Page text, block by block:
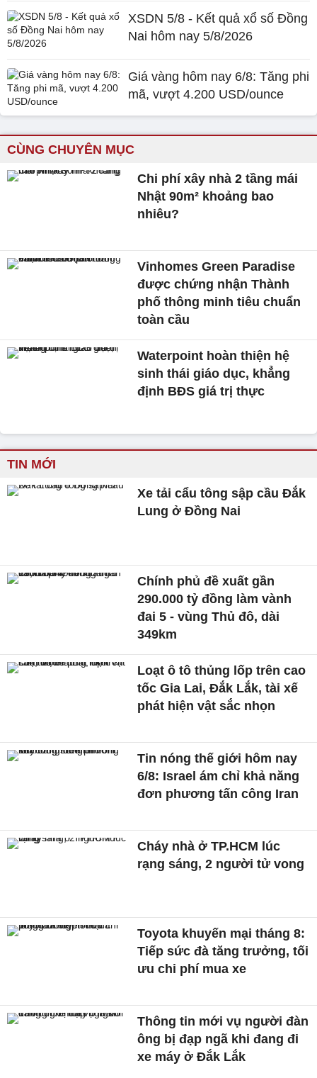
XSDN 5/8 - Kết quả xổ số Đồng
Nai hôm nay 5/8/2026
Giá vàng hôm nay 6/8: Tăng phi
mã, vượt 4.200 USD/ounce
CÙNG CHUYÊN MỤC
Chi phí xây nhà 2 tầng mái
Nhật 90m² khoảng bao
nhiêu?
Vinhomes Green Paradise
được chứng nhận Thành
phố thông minh tiêu chuẩn
toàn cầu
Waterpoint hoàn thiện hệ
sinh thái giáo dục, khẳng
định BĐS giá trị thực
TIN MỚI
Xe tải cẩu tông sập cầu Đắk
Lung ở Đồng Nai
Chính phủ đề xuất gần
290.000 tỷ đồng làm vành
đai 5 - vùng Thủ đô, dài
349km
Loạt ô tô thủng lốp trên cao
tốc Gia Lai, Đắk Lắk, tài xế
phát hiện vật sắc nhọn
Tin nóng thế giới hôm nay
6/8: Israel ám chỉ khả năng
đơn phương tấn công Iran
Cháy nhà ở TP.HCM lúc
rạng sáng, 2 người tử vong
Toyota khuyến mại tháng 8:
Tiếp sức đà tăng trưởng, tối
ưu chi phí mua xe
Thông tin mới vụ người đàn
ông bị đạp ngã khi đang đi
xe máy ở Đắk Lắk